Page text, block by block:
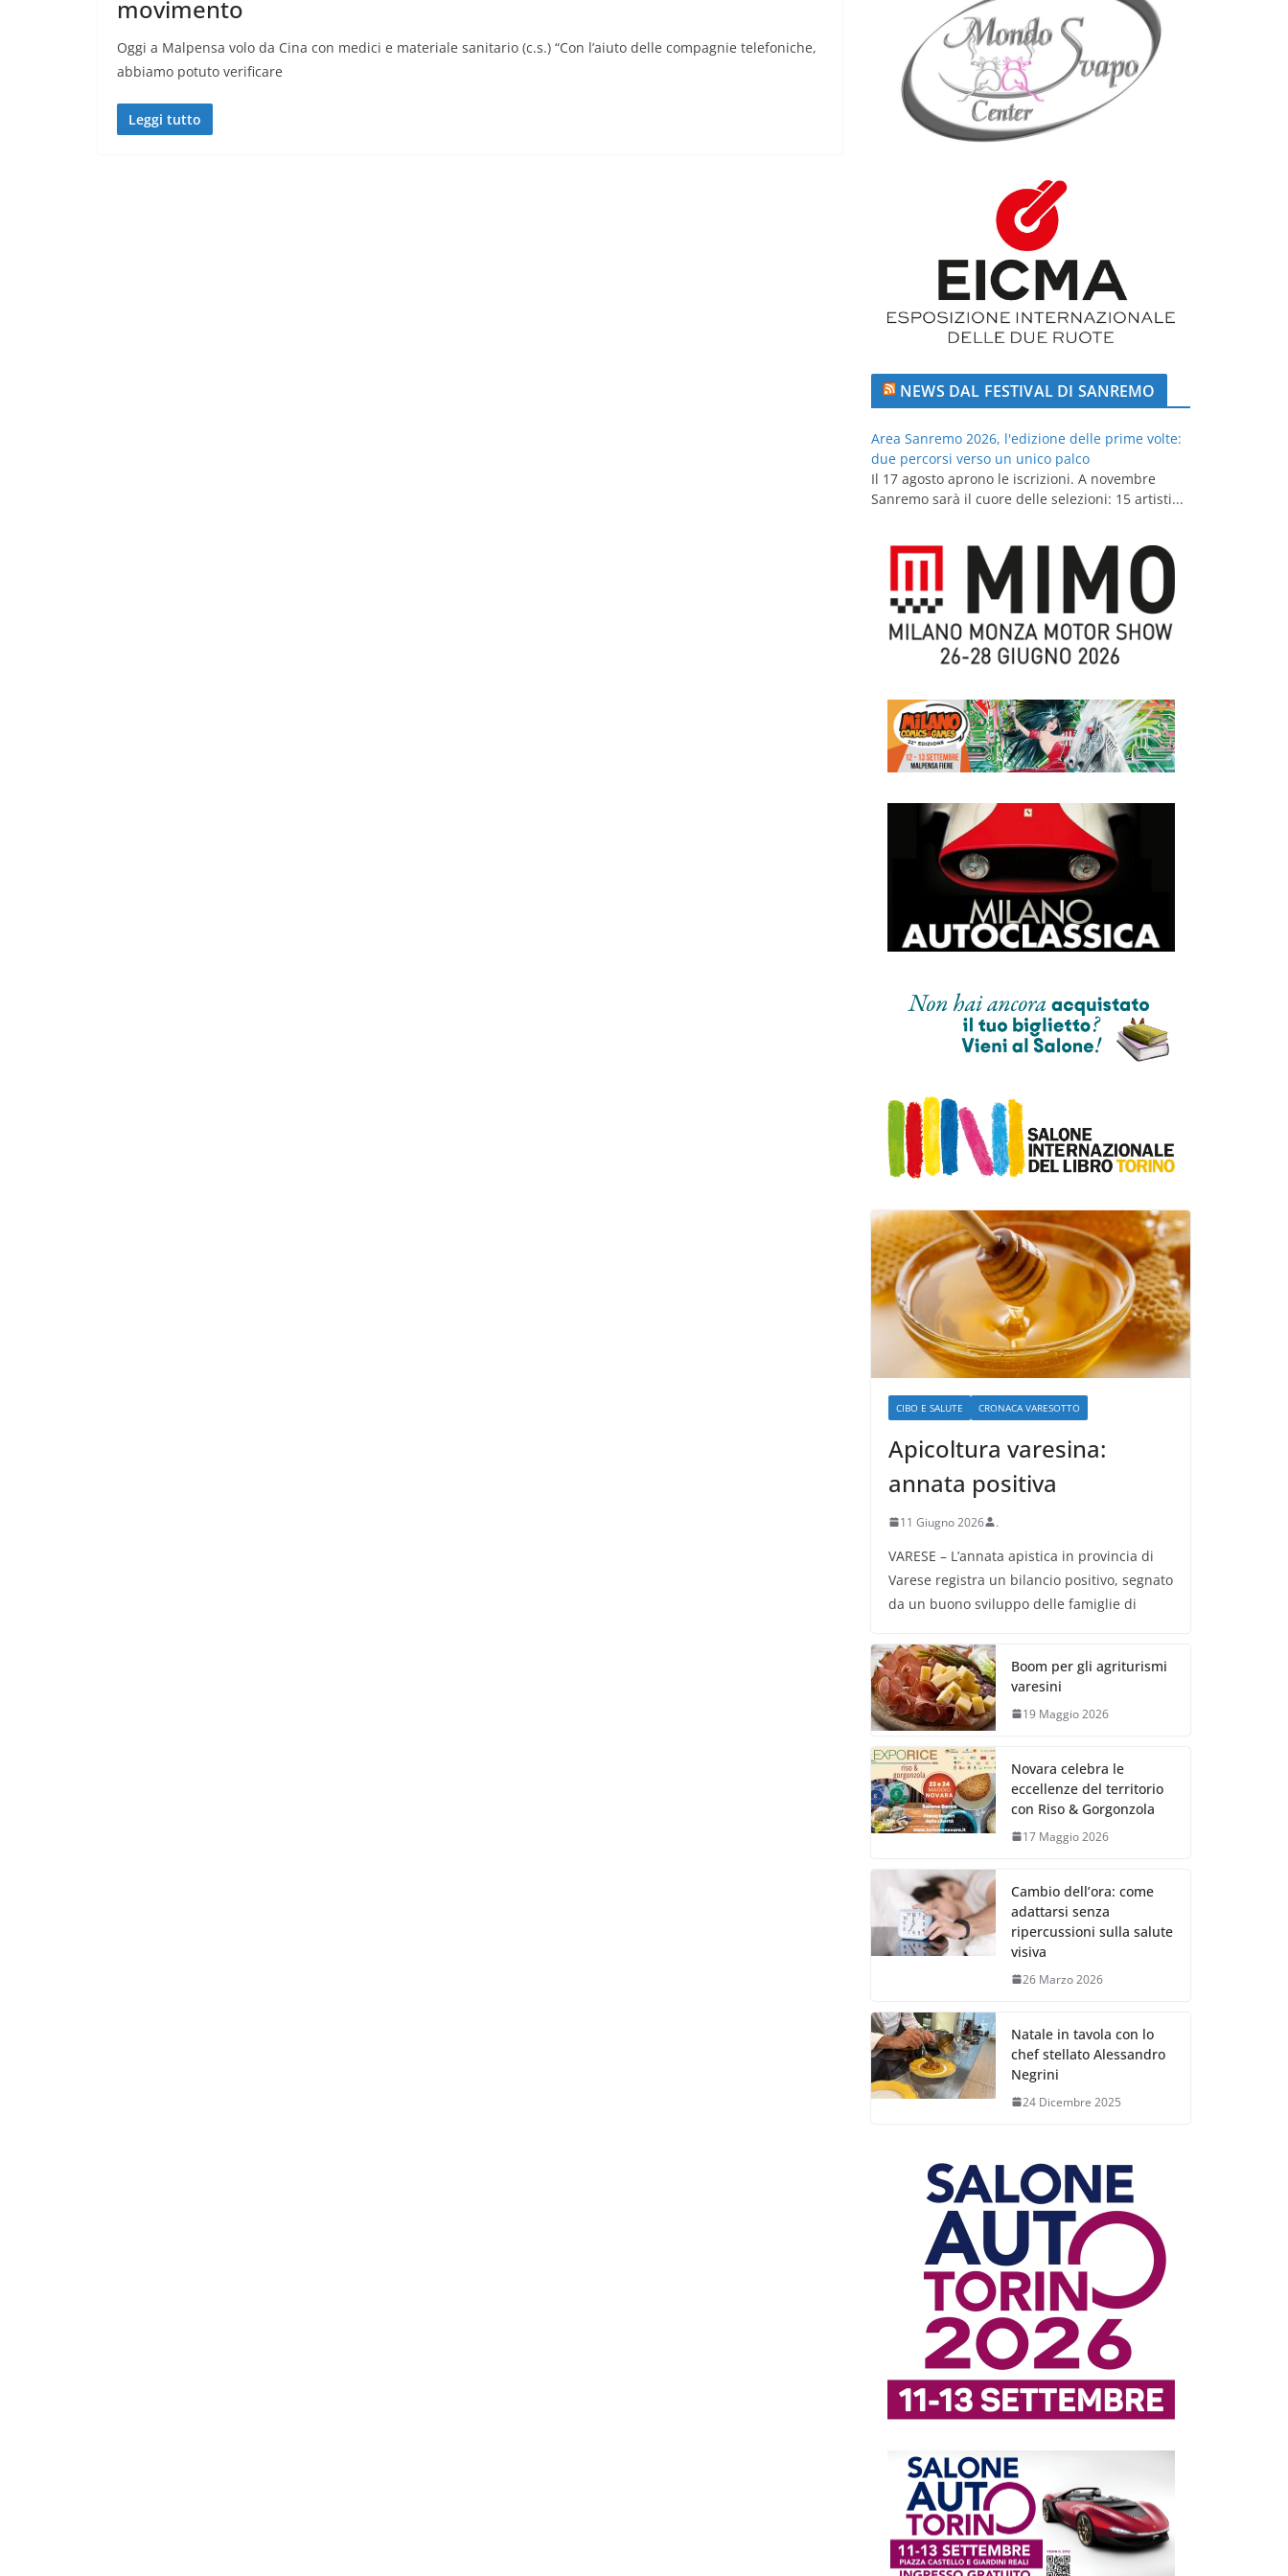
movimento
Oggi a Malpensa volo da Cina con medici e materiale sanitario (c.s.) “Con l’aiuto delle compagnie telefoniche,
abbiamo potuto verificare
Leggi tutto
NEWS DAL FESTIVAL DI SANREMO
Area Sanremo 2026, l'edizione delle prime volte:
due percorsi verso un unico palco
Il 17 agosto aprono le iscrizioni. A novembre
Sanremo sarà il cuore delle selezioni: 15 artisti...
CIBO E SALUTE CRONACA VARESOTTO
Apicoltura varesina:
annata positiva
11 Giugno 2026 .
VARESE – L’annata apistica in provincia di
Varese registra un bilancio positivo, segnato
da un buono sviluppo delle famiglie di
Boom per gli agriturismi
varesini
19 Maggio 2026
Novara celebra le
eccellenze del territorio
con Riso & Gorgonzola
17 Maggio 2026
Cambio dell’ora: come
adattarsi senza
ripercussioni sulla salute
visiva
26 Marzo 2026
Natale in tavola con lo
chef stellato Alessandro
Negrini
24 Dicembre 2025